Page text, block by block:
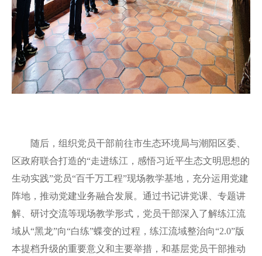
随后，组织党员干部前往市生态环境局与潮阳区委、
区政府联合打造的“走进练江，感悟习近平生态文明思想的
生动实践”党员“百千万工程”现场教学基地，充分运用党建
阵地，推动党建业务融合发展。通过书记讲党课、专题讲
解、研讨交流等现场教学形式，党员干部深入了解练江流
域从“黑龙”向“白练”蝶变的过程，练江流域整治向“2.0”版
本提档升级的重要意义和主要举措，和基层党员干部推动